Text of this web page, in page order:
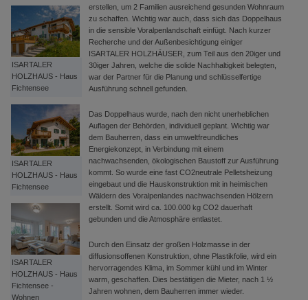
ISARTALER
HOLZHAUS - Haus
Fichtensee
ISARTALER
HOLZHAUS - Haus
Fichtensee
ISARTALER
HOLZHAUS - Haus
Fichtensee -
Wohnen
erstellen, um 2 Familien ausreichend gesunden Wohnraum
zu schaffen. Wichtig war auch, dass sich das Doppelhaus
in die sensible Voralpenlandschaft einfügt. Nach kurzer
Recherche und der Außenbesichtigung einiger
ISARTALER HOLZHÄUSER, zum Teil aus den 20iger und
30iger Jahren, welche die solide Nachhaltigkeit belegten,
war der Partner für die Planung und schlüsselfertige
Ausführung schnell gefunden.
Das Doppelhaus wurde, nach den nicht unerheblichen
Auflagen der Behörden, individuell geplant. Wichtig war
dem Bauherren, dass ein umweltfreundliches
Energiekonzept, in Verbindung mit einem
nachwachsenden, ökologischen Baustoff zur Ausführung
kommt. So wurde eine fast CO2­neutrale Pelletsheizung
eingebaut und die Hauskonstruktion mit in heimischen
Wäldern des Voralpenlandes nachwachsenden Hölzern
erstellt. Somit wird ca. 100.000 kg CO2 dauerhaft
gebunden und die Atmosphäre entlastet.
Durch den Einsatz der großen Holzmasse in der
diffusionsoffenen Konstruktion, ohne Plastikfolie, wird ein
hervorragendes Klima, im Sommer kühl und im Winter
warm, geschaffen. Dies bestätigen die Mieter, nach 1 ½
Jahren wohnen, dem Bauherren immer wieder.